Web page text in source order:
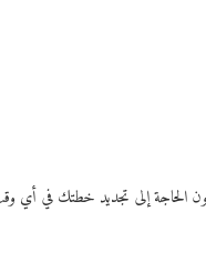
دون الحاجة إلى تجديد خطتك في